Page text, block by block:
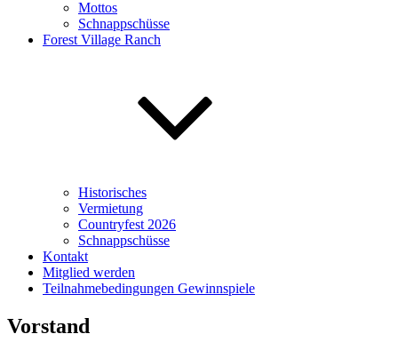
Mottos
Schnappschüsse
Forest Village Ranch
Historisches
Vermietung
Countryfest 2026
Schnappschüsse
Kontakt
Mitglied werden
Teilnahmebedingungen Gewinnspiele
Vorstand